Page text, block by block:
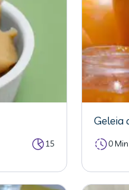
15
Geleia
0 Min